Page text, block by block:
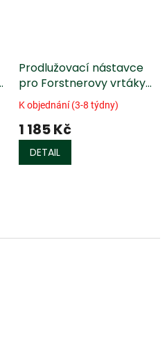
Prodlužovací nástavce
pro Forstnerovy vrtáky
Fisch® Multi-Spur
K objednání (3-8 týdny)
1 185 Kč
DETAIL